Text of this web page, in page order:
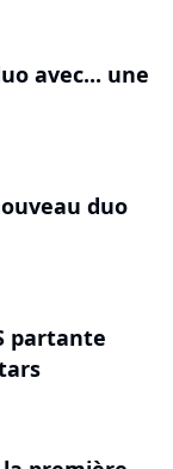
avec... une
duo
partante